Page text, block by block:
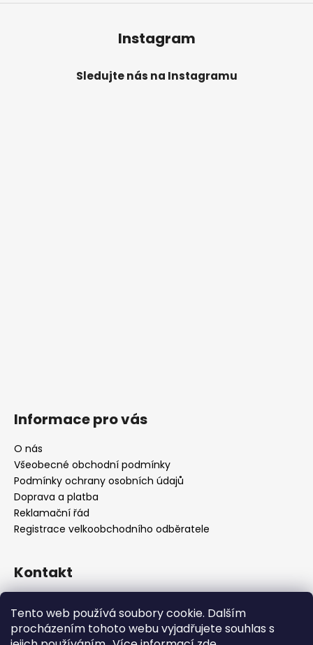
Tento web používá soubory cookie. Dalším
procházením tohoto webu vyjadřujete souhlas s
Instagram
Sledujte nás na Instagramu
Informace pro vás
O nás
Všeobecné obchodní podmínky
Podmínky ochrany osobních údajů
Doprava a platba
Reklamační řád
Registrace velkoobchodního odběratele
Kontakt
+420222744000